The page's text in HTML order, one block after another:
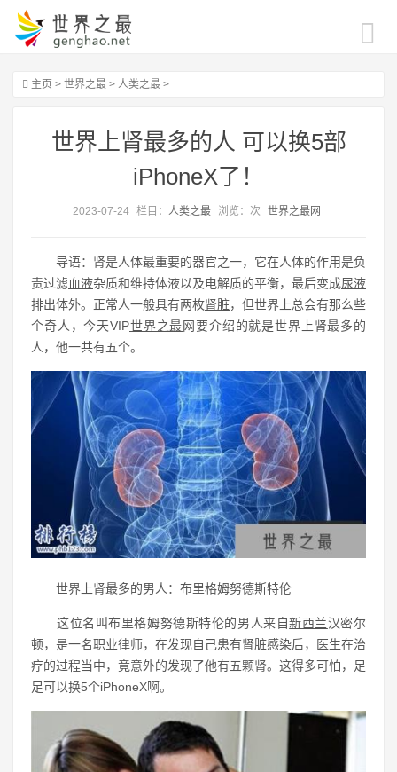
主页 > 世界之最 > 人类之最 >
世界上肾最多的人 可以换5部
iPhoneX了！
2023-07-24 栏目： 人类之最 浏览： 次 世界之最网
导语：肾是人体最重要的器官之一，它在人体的作用是负
责过滤血液杂质和维持体液以及电解质的平衡，最后变成尿液
排出体外。正常人一般具有两枚肾脏，但世界上总会有那么些
个奇人，今天VIP世界之最网要介绍的就是世界上肾最多的
人，他一共有五个。
世界上肾最多的男人：布里格姆努德斯特伦
这位名叫布里格姆努德斯特伦的男人来自新西兰汉密尔
顿，是一名职业律师，在发现自己患有肾脏感染后，医生在治
疗的过程当中，竟意外的发现了他有五颗肾。这得多可怕，足
足可以换5个iPhoneX啊。